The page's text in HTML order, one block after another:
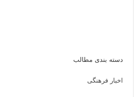
دسته بندی مطالب
اخبار فرهنگی